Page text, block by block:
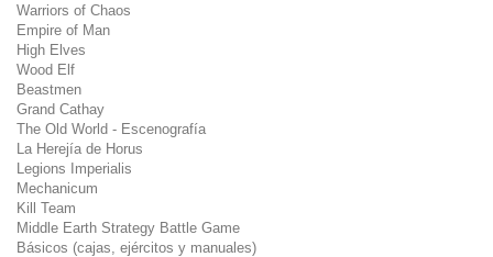
Warriors of Chaos
Empire of Man
High Elves
Wood Elf
Beastmen
Grand Cathay
The Old World - Escenografía
La Herejía de Horus
Legions Imperialis
Mechanicum
Kill Team
Middle Earth Strategy Battle Game
Básicos (cajas, ejércitos y manuales)